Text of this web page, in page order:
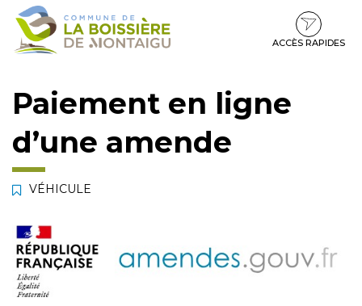
Gestion des traceurs
Aller
Aller
contenu
Aller
pied
ACCÈS RAPIDES
Paiement en ligne
d’une amende
VÉHICULE